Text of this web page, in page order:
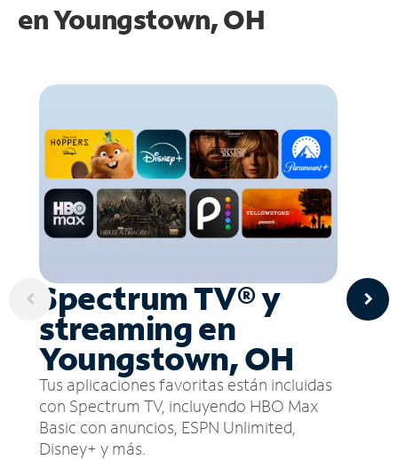
enYoungstown, OH
Spectrum TV® y
streaming en
Youngstown, OH
Tus aplicaciones favoritas están incluidas
con Spectrum TV, incluyendo HBO Max
Basic con anuncios, ESPN Unlimited,
Disney+ y más.